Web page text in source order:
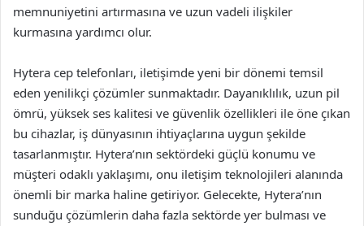
memnuniyetini artırmasına ve uzun vadeli ilişkiler
kurmasına yardımcı olur.
Hytera cep telefonları, iletişimde yeni bir dönemi temsil
eden yenilikçi çözümler sunmaktadır. Dayanıklılık, uzun pil
ömrü, yüksek ses kalitesi ve güvenlik özellikleri ile öne çıkan
bu cihazlar, iş dünyasının ihtiyaçlarına uygun şekilde
tasarlanmıştır. Hytera’nın sektördeki güçlü konumu ve
müşteri odaklı yaklaşımı, onu iletişim teknolojileri alanında
önemli bir marka haline getiriyor. Gelecekte, Hytera’nın
sunduğu çözümlerin daha fazla sektörde yer bulması ve